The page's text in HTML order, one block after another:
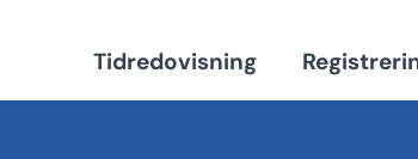
Tidredovisning